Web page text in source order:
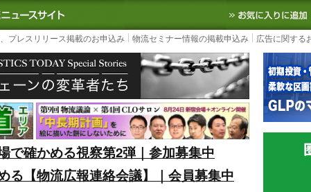
｜国内最大の物流ニュースサイト3PL, SCMなど国内外の最新の物流
プレスリリース掲載のお申込み 物流セミナー情報の掲載申込み 広告に関する
で確かめる視察第2弾｜参加募集中
る【物流広報連絡会議】｜会員募集中